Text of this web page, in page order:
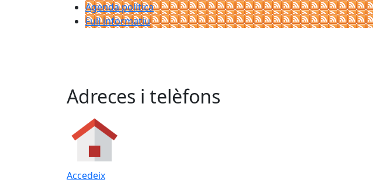
Agenda política
Full informatiu
Adreces i telèfons
Accedeix